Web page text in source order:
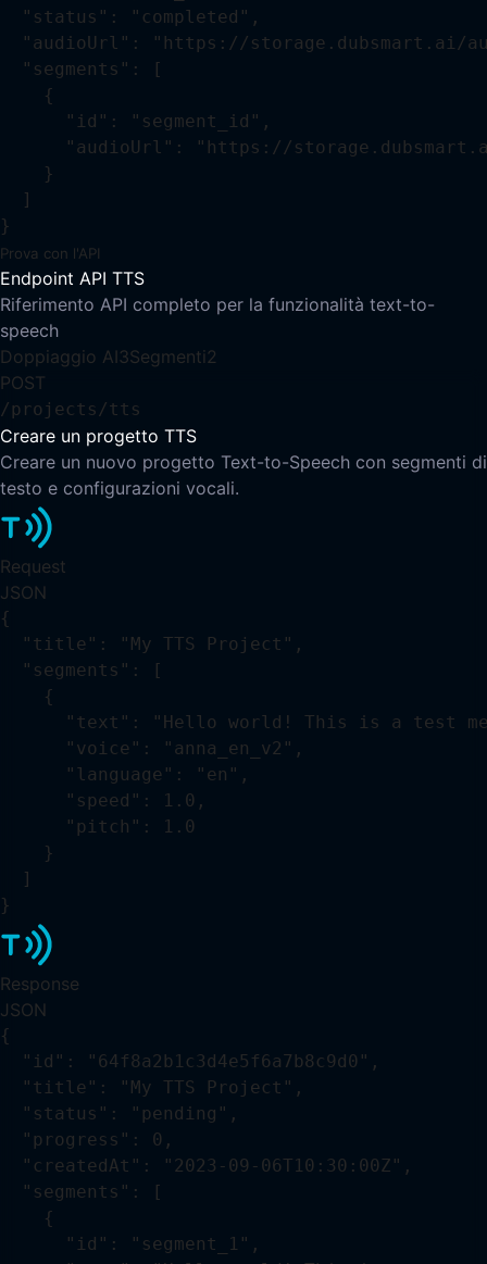
  "status": "completed",
"audioUrl": "https://storage.dubsmart.ai/
  "segments": [
    {
      "id": "segment_id",
"audioUrl": "https://
    }
  ]
}
Prova con l'API
Endpoint API TTS
Riferimento API completo per la funzionalità text-to-
speech
Doppiaggio AI3Segmenti 2
POST
/projects/tts
Creare un progetto TTS
Creare un nuovo progetto Text-to-Speech con segmenti di
testo e configurazioni vocali.
Request
JSON
{
  "title": "My TTS Project",
  "segments": [
    {
"text": "Hello world! This is a test
      "voice": "anna_en_v2",
      "language": "en",
      "speed": 1.0,
      "pitch": 1.0
    }
  ]
}
Response
JSON
{
  "id": "64f8a2b1c3d4e5f6a7b8c9d0",
  "title": "My TTS Project",
  "status": "pending",
  "progress": 0,
  "createdAt": "2023-09-06T10:30:00Z",
  "segments": [
    {
      "id": "segment_1",